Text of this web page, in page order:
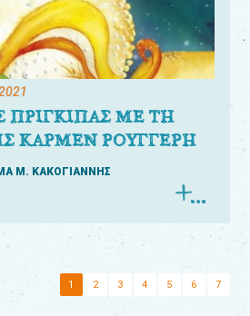
ΠΡΙΓΚΙΠΑΣ ΜΕ ΤΗ
ΚΑΡΜΕΝ ΡΟΥΓΓΕΡΗ
Μ. ΚΑΚΟΓΙΑΝΝΗΣ
1 2 3 4 5 6 7